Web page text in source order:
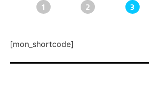
1 2 3
[mon_shortcode]